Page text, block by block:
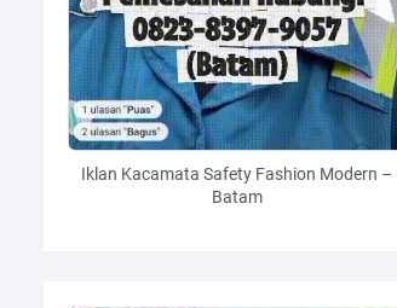
Iklan Kacamata Safety Fashion Modern –
Batam